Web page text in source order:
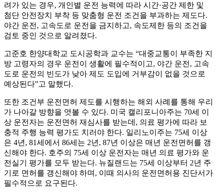
려가 있는 경우, 개인별 운전 능력에 따라 시간·공간 제한 및
첨단 안전장치 부착 등 맞춤형 운전 조건을 부과하는 제도다.
야간 운전, 고속도로 운전을 금지하고, 속도제한 등의 조건을
검토 중인 것으로 알려졌다.
고준호 한양대학교 도시공학과 교수는 “대중교통이 부족한 지
방 고령자의 경우 운전이 생활에 필수적이고, 야간 운전, 고속
도로 운전의 빈도가 낮아 제도 도입에 거부감이 없을 것으로
예상된다”고 말했다.
또한 조건부 운전면허 제도를 시행하는 해외 사례를 통해 우리
가 나아갈 방향을 엿볼 수 있다. 미국 캘리포니아주는 70세 이
상 운전자는 운전면허 재심사를 받는데, 의료 평가에 따라 보
충적 주행 능력 평가도 치러야 한다. 일리노이주는 75세 이상
은 4년, 81세에서 86세는 2년, 87년 이상은 매년 운전면허를 갱
신해야 한다. 호주의 75세 이상 운전자는 매년 의료 평가와 운
전실기 평가를 모두 받는다. 뉴질랜드는 75세 이상부터 2년 주
기로 면허를 갱신해야 하며, 이때 의사의 운전면허용 진단서가
필수적으로 요구된다.